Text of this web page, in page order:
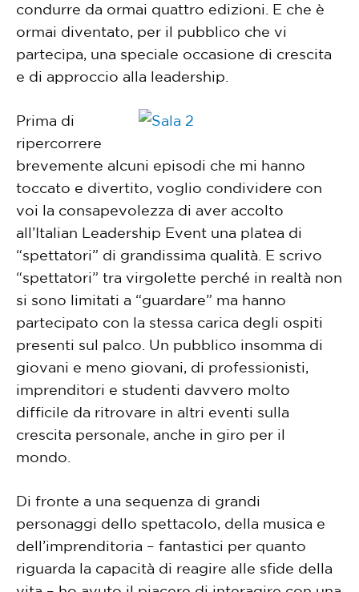
condurre da ormai quattro edizioni. E che è
ormai diventato, per il pubblico che vi
partecipa, una speciale occasione di crescita
e di approccio alla leadership.
Prima di
ripercorrere
brevemente alcuni episodi che mi hanno
toccato e divertito, voglio condividere con
voi la consapevolezza di aver accolto
all’Italian Leadership Event una platea di
“spettatori” di grandissima qualità. E scrivo
“spettatori” tra virgolette perché in realtà non
si sono limitati a “guardare” ma hanno
partecipato con la stessa carica degli ospiti
presenti sul palco. Un pubblico insomma di
giovani e meno giovani, di professionisti,
imprenditori e studenti davvero molto
difficile da ritrovare in altri eventi sulla
crescita personale, anche in giro per il
mondo.
Di fronte a una sequenza di grandi
personaggi dello spettacolo, della musica e
dell’imprenditoria – fantastici per quanto
riguarda la capacità di reagire alle sfide della